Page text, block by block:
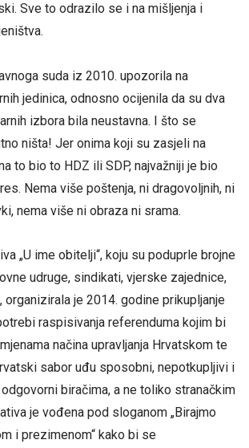
Sve to odrazilo se i na mišljenja i
suda iz 2010. upozorila na
jedinica, odnosno ocijenila da su dva
izbora bila neustavna. I što se
ništa! Jer onima koji su zasjeli na
to bio to HDZ ili SDP, najvažniji je bio
Nema više poštenja, ni dragovoljnih, ni
nema više ni obraza ni srama.
„U ime obitelji“, koju su poduprle brojne
udruge, sindikati, vjerske zajednice,
je 2014. godine prikupljanje
raspisivanja referenduma kojim bi
načina upravljanja Hrvatskom te
sabor uđu sposobni, nepotkupljivi i
biračima, a ne toliko stranačkim
je vođena pod sloganom „Birajmo
i prezimenom“ kako bi se